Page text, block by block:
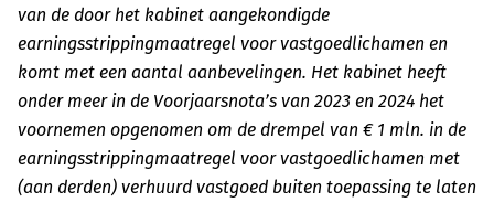
van de door het kabinet aangekondigde
earningsstrippingmaatregel voor vastgoedlichamen en
komt met een aantal aanbevelingen. Het kabinet heeft
onder meer in de Voorjaarsnota’s van 2023 en 2024 het
voornemen opgenomen om de drempel van € 1 mln. in de
earningsstrippingmaatregel voor vastgoedlichamen met
(aan derden) verhuurd vastgoed buiten toepassing te laten